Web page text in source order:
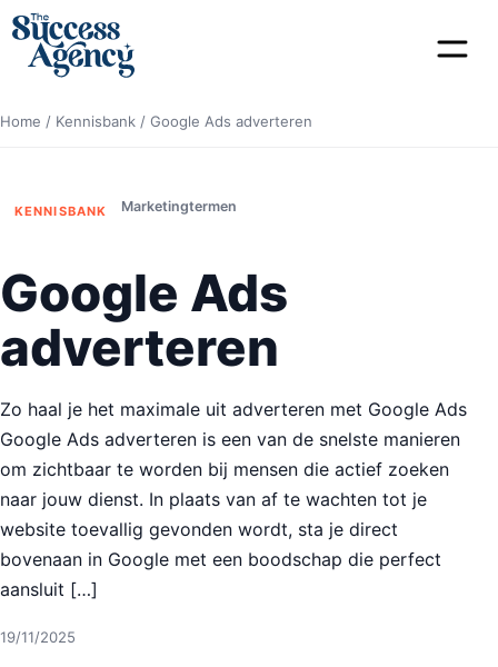
Home / Kennisbank / Google Ads adverteren
KENNISBANK Marketingtermen
Google Ads
adverteren
Zo haal je het maximale uit adverteren met Google Ads
Google Ads adverteren is een van de snelste manieren
om zichtbaar te worden bij mensen die actief zoeken
naar jouw dienst. In plaats van af te wachten tot je
website toevallig gevonden wordt, sta je direct
bovenaan in Google met een boodschap die perfect
aansluit […]
19/11/2025